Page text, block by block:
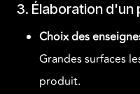
3. Élaboration d'un
Choix des
Grandes surfaces
produit.